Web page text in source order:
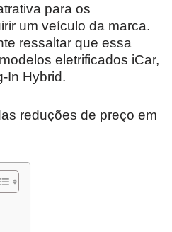
para os
um veículo da marca.
ressaltar que essa
eletrificados iCar,
In Hybrid.
reduções de preço em